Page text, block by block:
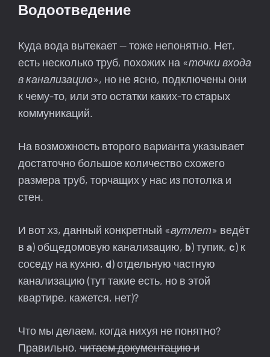
Водоотведение
Куда вода вытекает — тоже непонятно. Нет,
есть несколько труб, похожих на «точки входа
в канализацию», но не ясно, подключены они
к чему-то, или это остатки каких-то старых
коммуникаций.
На возможность второго варианта указывает
достаточно большое количество схожего
размера труб, торчащих у нас из потолка и
стен.
И вот хз, данный конкретный «аутлет» ведёт
в a) общедомовую канализацию, b) тупик, c) к
соседу на кухню, d) отдельную частную
канализацию (тут такие есть, но в этой
квартире, кажется, нет)?
Что мы делаем, когда нихуя не понятно?
Правильно, читаем документацию и